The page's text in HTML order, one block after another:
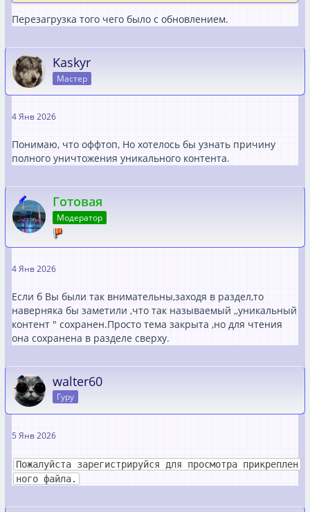
Перезагрузка того чего было с обновлением.
Kaskyr
Мастер
4 Янв 2026
Понимаю, что оффтоп, Но хотелось бы узнать причину
полного уничтожения уникального контента.
Готовая
Модератор
4 Янв 2026
Если б Вы были так внимательны,заходя в раздел,то
наверняка бы заметили ,что так называемый ,,уникальный
контент " сохранен.Просто тема закрыта ,но для чтения
она сохранена в разделе сверху.
walter60
Гуру
5 Янв 2026
Пожалуйста зарегистрируйся для просмотра прикреплен
ного файла.